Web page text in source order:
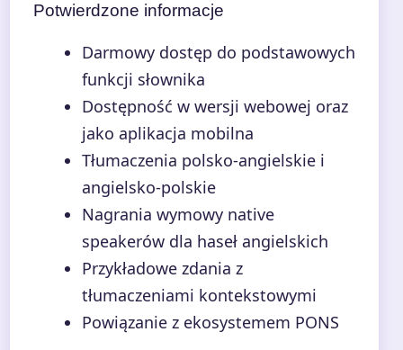
Potwierdzone informacje
Darmowy dostęp do podstawowych
funkcji słownika
Dostępność w wersji webowej oraz
jako aplikacja mobilna
Tłumaczenia polsko-angielskie i
angielsko-polskie
Nagrania wymowy native
speakerów dla haseł angielskich
Przykładowe zdania z
tłumaczeniami kontekstowymi
Powiązanie z ekosystemem PONS